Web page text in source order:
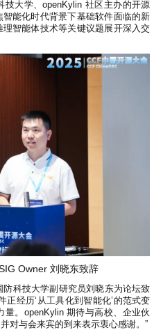
技大学、openKylin 社区主办的开源
能化时代背景下基础软件面临的新
智能体技术等关键议题展开深入交
Owner 刘晓东致辞
科技大学副研究员刘晓东为论坛致
正经历‘从工具化到智能化’的范式变
。openKylin 期待与高校、企业伙
对与会来宾的到来表示衷心感谢。”